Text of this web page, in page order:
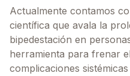
Actualmente contamos
científica que avala la
bipedestación en
herramienta para frenar
complicaciones